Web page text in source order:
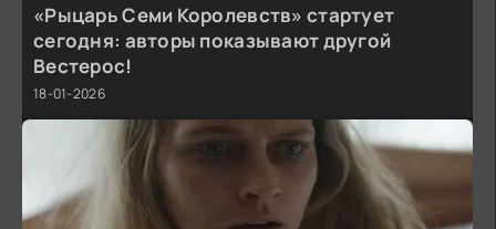
«Рыцарь Семи Королевств» стартует
сегодня: авторы показывают другой
Вестерос!
18-01-2026